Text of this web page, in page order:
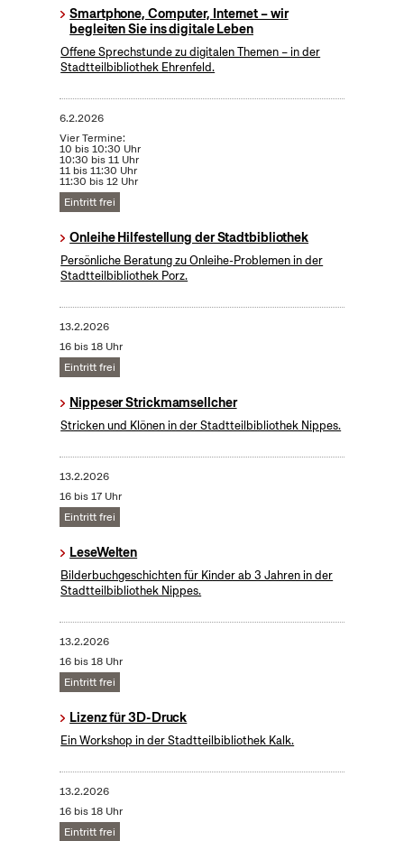
Smartphone, Computer, Internet – wir
begleiten Sie ins digitale Leben
Offene Sprechstunde zu digitalen Themen – in der
Stadtteilbibliothek Ehrenfeld.
6.2.2026
Vier Termine:
10 bis 10:30 Uhr
10:30 bis 11 Uhr
11 bis 11:30 Uhr
11:30 bis 12 Uhr
Eintritt frei
Onleihe Hilfestellung der Stadtbibliothek
Persönliche Beratung zu Onleihe-Problemen in der
Stadtteilbibliothek Porz.
13.2.2026
16 bis 18 Uhr
Eintritt frei
Nippeser Strickmamsellcher
Stricken und Klönen in der Stadtteilbibliothek Nippes.
13.2.2026
16 bis 17 Uhr
Eintritt frei
LeseWelten
Bilderbuchgeschichten für Kinder ab 3 Jahren in der
Stadtteilbibliothek Nippes.
13.2.2026
16 bis 18 Uhr
Eintritt frei
Lizenz für 3D-Druck
Ein Workshop in der Stadtteilbibliothek Kalk.
13.2.2026
16 bis 18 Uhr
Eintritt frei